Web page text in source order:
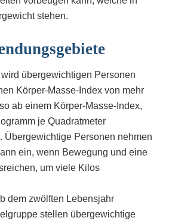
stehen.
übergewichtigen Personen
Körper-Masse-Index von mehr
ab einem Körper-Masse-Index,
je Quadratmeter
Übergewichtige Personen nehmen
ein, wenn Bewegung und eine
um viele Kilos
dem zwölften Lebensjahr
stellen übergewichtige